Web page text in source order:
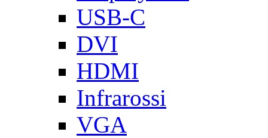
USB-C
DVI
HDMI
Infrarossi
VGA